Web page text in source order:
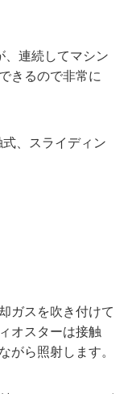
、連続してマシン
きるので非常に
式、スライディン
ガスを吹き付けて
オスターは接触
がら照射します。